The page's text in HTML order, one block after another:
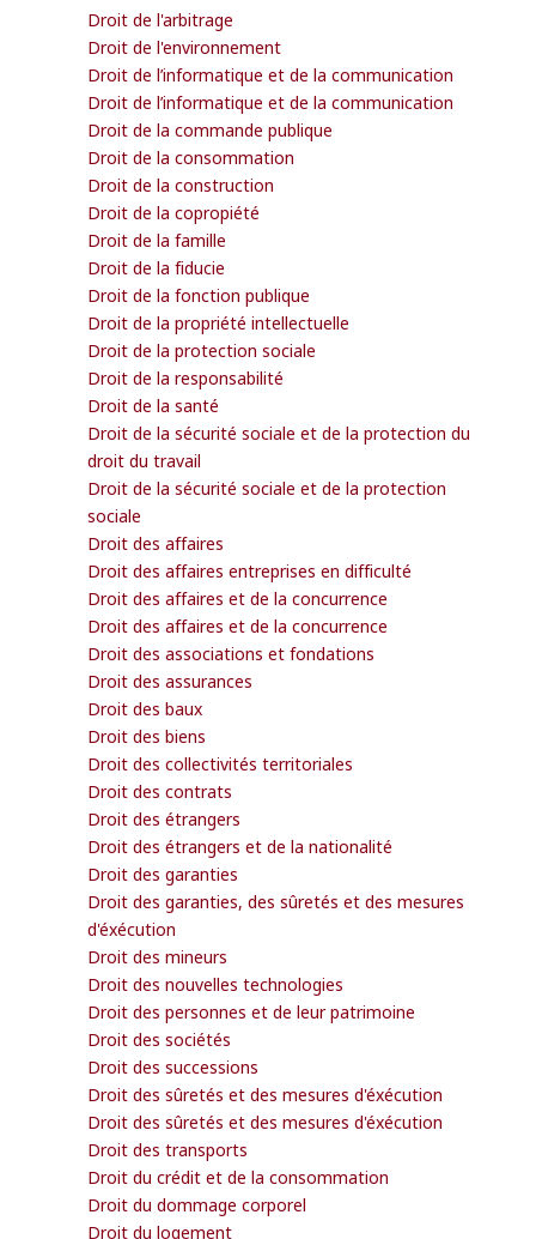
Droit de l'arbitrage
Droit de l'environnement
Droit de l’informatique et de la communication
Droit de l’informatique et de la communication
Droit de la commande publique
Droit de la consommation
Droit de la construction
Droit de la copropiété
Droit de la famille
Droit de la fiducie
Droit de la fonction publique
Droit de la propriété intellectuelle
Droit de la protection sociale
Droit de la responsabilité
Droit de la santé
Droit de la sécurité sociale et de la protection du
droit du travail
Droit de la sécurité sociale et de la protection
sociale
Droit des affaires
Droit des affaires entreprises en difficulté
Droit des affaires et de la concurrence
Droit des affaires et de la concurrence
Droit des associations et fondations
Droit des assurances
Droit des baux
Droit des biens
Droit des collectivités territoriales
Droit des contrats
Droit des étrangers
Droit des étrangers et de la nationalité
Droit des garanties
Droit des garanties, des sûretés et des mesures
d'éxécution
Droit des mineurs
Droit des nouvelles technologies
Droit des personnes et de leur patrimoine
Droit des sociétés
Droit des successions
Droit des sûretés et des mesures d'éxécution
Droit des sûretés et des mesures d'éxécution
Droit des transports
Droit du crédit et de la consommation
Droit du dommage corporel
Droit du logement